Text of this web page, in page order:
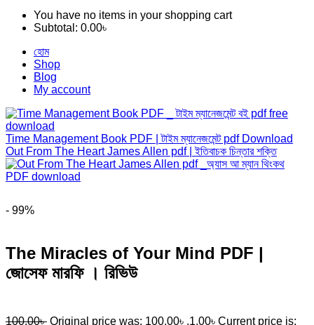
You have no items in your shopping cart
Subtotal: 0.00৳
হোম
Shop
Blog
My account
Time Management Book PDF | টাইম ম্যানেজমেন্ট pdf Download
Out From The Heart James Allen pdf | ইতিবাচক চিন্তার শক্তি
- 99%
The Miracles of Your Mind PDF |
জোসেফ মারফি । রিভিউ
100.00৳ Original price was: 100.00৳ .1.00৳ Current price is: